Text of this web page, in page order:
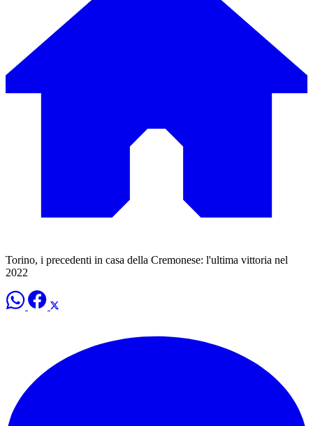
Torino, i precedenti in casa della Cremonese: l'ultima vittoria nel
2022